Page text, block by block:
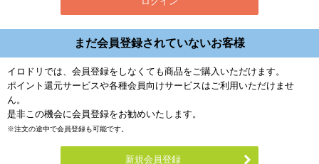
まだ会員登録されていないお客様
イロドリでは、会員登録をしなくても商品をご購入いただけます。
ポイント還元サービスや各種会員向けサービスはご利用いただけませ
ん。
是非この機会に会員登録をお勧めいたします。
※注文の途中で会員登録も可能です。
新規会員登録